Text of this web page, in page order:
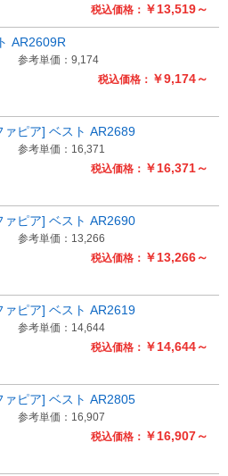
税込価格： ￥13,519～
税込価格： ￥9,174～
AR2609R
参考単価：9,174
税込価格： ￥16,371～
ァピア] ベスト AR2689
参考単価：16,371
税込価格： ￥13,266～
ァピア] ベスト AR2690
参考単価：13,266
税込価格： ￥14,644～
ァピア] ベスト AR2619
参考単価：14,644
税込価格： ￥16,907～
ァピア] ベスト AR2805
参考単価：16,907